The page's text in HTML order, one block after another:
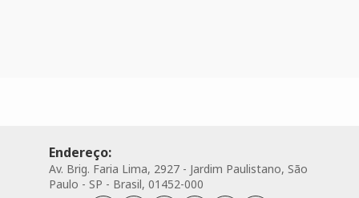
Endereço:
Av. Brig. Faria Lima, 2927 - Jardim Paulistano, São
Paulo - SP - Brasil, 01452-000